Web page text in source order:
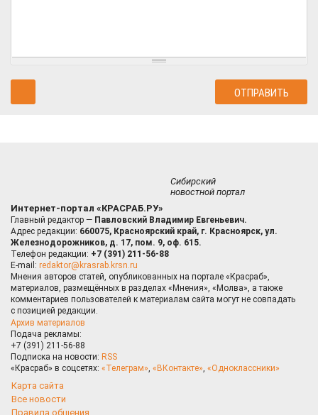
Сибирский
новостной портал
Интернет-портал «КРАСРАБ.РУ»
Главный редактор — Павловский Владимир Евгеньевич.
Адрес редакции: 660075, Красноярский край, г. Красноярск, ул.
Железнодорожников, д. 17, пом. 9, оф. 615.
Телефон редакции: +7 (391) 211-56-88
E-mail: redaktor@krasrab.krsn.ru
Мнения авторов статей, опубликованных на портале «Красраб»,
материалов, размещённых в разделах «Мнения», «Молва», а также
комментариев пользователей к материалам сайта могут не совпадать
с позицией редакции.
Архив материалов
Подача рекламы:
+7 (391) 211-56-88
Подписка на новости: RSS
«Красраб» в соцсетях: «Телеграм», «ВКонтакте», «Одноклассники»
Карта сайта
Все новости
Правила общения